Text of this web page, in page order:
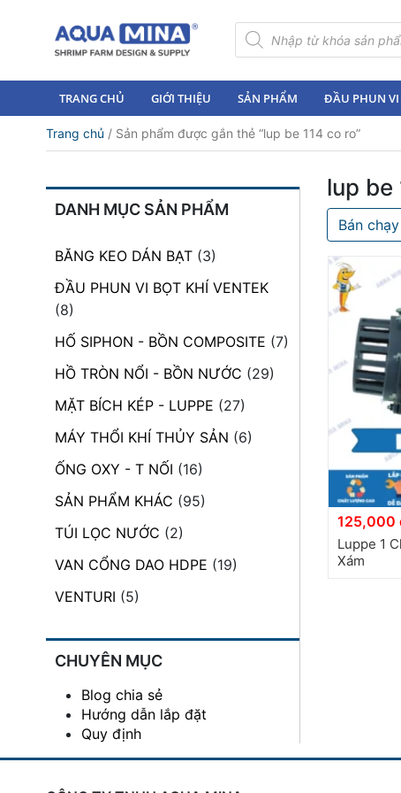
Tìm
kiếm
sản
TRANG CHỦ GIỚI THIỆU SẢN PHẨM ĐẦU PHUN VI
Trang chủ / Sản phẩm được gắn thẻ “lup be 114 co ro”
DANH MỤC SẢN PHẨM
BĂNG KEO DÁN BẠT (3)
ĐẦU PHUN VI BỌT KHÍ VENTEK
(8)
HỐ SIPHON - BỒN COMPOSITE (7)
HỒ TRÒN NỔI - BỒN NƯỚC (29)
MẶT BÍCH KÉP - LUPPE (27)
MÁY THỔI KHÍ THỦY SẢN (6)
ỐNG OXY - T NỐI (16)
SẢN PHẨM KHÁC (95)
TÚI LỌC NƯỚC (2)
VAN CỔNG DAO HDPE (19)
VENTURI (5)
CHUYÊN MỤC
Blog chia sẻ
Hướng dẫn lắp đặt
Quy định
lup be
Bán chạy
125,000
Luppe 1
Xám